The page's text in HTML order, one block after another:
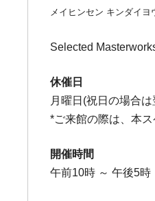
メイヒンセン キンダイヨ
Selected
休催日
月曜日(祝日の場合
*ご来館の際は、本
開催時間
午前10時 ～ 午後5時